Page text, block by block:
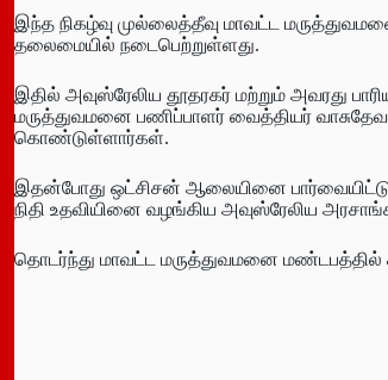
இந்த நிகழ்வு முல்லைத்தீவு மாவட்ட
தலைமையில் நடைபெற்றுள்ளது.
இதில் அவுஸ்ரேலிய தூதரகர் மற்றும் அவரது
மருத்துவமனை பணிப்பாளர் வைத்தியர்
கொண்டுள்ளார்கள்.
இதன்போது ஒட்சிசன் ஆலையினை
நிதி உதவியினை வழங்கிய அவுஸ்ரேலிய
தொடர்ந்து மாவட்ட மருத்துவமனை மண்டபத்தில்